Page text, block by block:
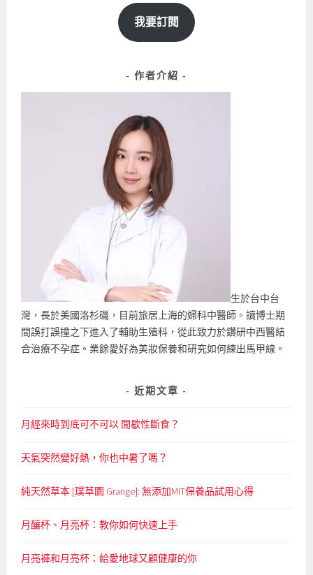
我要訂閱
作者介紹
生於台中台
灣，長於美國洛杉磯，目前旅居上海的婦科中醫師。讀博士期
間誤打誤撞之下進入了輔助生殖科，從此致力於鑽研中西醫結
合治療不孕症。業餘愛好為美妝保養和研究如何練出馬甲線。
近期文章
月經來時到底可不可以 間歇性斷食？
天氣突然變好熱，你也中暑了嗎？
純天然草本 [璞草園 Grange]: 無添加MIT保養品試用心得
月釀杯、月亮杯：教你如何快速上手
月亮褲和月亮杯：給愛地球又顧健康的你